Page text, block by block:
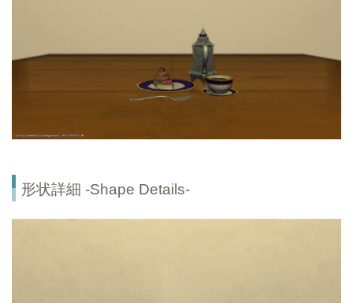
形状詳細 -Shape Details-